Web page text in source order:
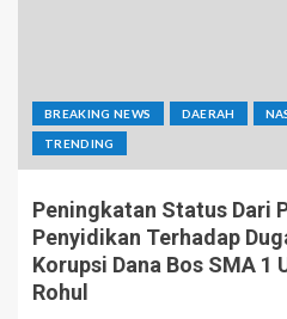
BREAKING NEWS DAERAH
TRENDING
Peningkatan Status Dari
Penyidikan Terhadap
Korupsi Dana Bos SMA 1
Rohul